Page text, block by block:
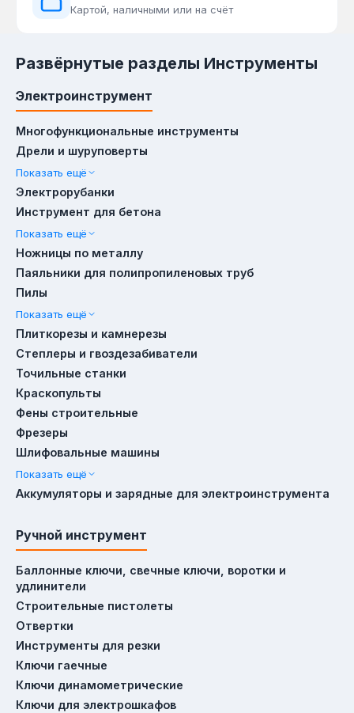
(навесные, врезные) завершают перечень — для
Сценарии применения
Для строительства дома: электроинструмент
(перфоратор для штроб, болгарка для резки
арматуры) + ручной инструмент (ключи для
сборки опалубки) + сварочное оборудование
(для ворот и заборов). Для автосервиса:
компрессорное и пневмооборудование
(пневмогайковёрты) + измерительный
инструмент (штангенциркуль) + ящики и
органайзеры для хранения головок. Для дачи:
генераторы (резервное питание), мойки
высокого давления (чистка дорожек), фонари и
прожекторы (освещение участка). Для ремонта
квартиры: ручной инструмент (уровень,
шпатель) + расходные материалы (свёрла,
шлифкруги) + средства защиты (респиратор,
очки).
King Tony (головки торцевые, биты, ключи
пожизненной), Force (головки торцевые, биты,
года), Vitals (генераторы, цепные пилы,
сварочные аппараты; гарантия от 3 месяцев до 5
лет), Сила (ключи гаечные, рулетки, защитные
Картой, наличными или на счёт
Развёрнутые разделы Инструменты
Электроинструмент
Многофункциональные инструменты
Дрели и шуруповерты
Показать ещё
Электрорубанки
Инструмент для бетона
Показать ещё
Ножницы по металлу
Паяльники для полипропиленовых труб
Пилы
Показать ещё
Плиткорезы и камнерезы
Степлеры и гвоздезабиватели
Точильные станки
Краскопульты
Фены строительные
Фрезеры
Шлифовальные машины
Показать ещё
Аккумуляторы и зарядные для электроинструмента
Ручной инструмент
Баллонные ключи, свечные ключи, воротки и
удлинители
Строительные пистолеты
Отвертки
Инструменты для резки
Ключи гаечные
Ключи динамометрические
Ключи для электрошкафов